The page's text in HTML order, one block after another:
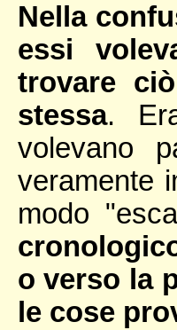
Nella
essi
trovare
stessa.
volevano
veramente
modo
o verso la
le cose